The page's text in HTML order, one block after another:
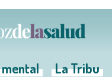
La Tribu